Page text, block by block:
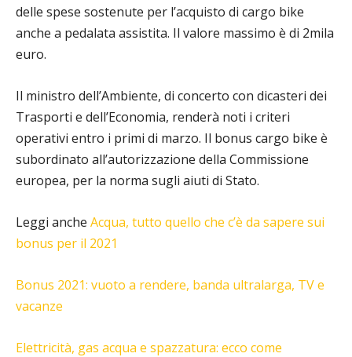
delle spese sostenute per l’acquisto di cargo bike
anche a pedalata assistita. Il valore massimo è di 2mila
euro.
Il ministro dell’Ambiente, di concerto con dicasteri dei
Trasporti e dell’Economia, renderà noti i criteri
operativi entro i primi di marzo. Il bonus cargo bike è
subordinato all’autorizzazione della Commissione
europea, per la norma sugli aiuti di Stato.
Leggi anche Acqua, tutto quello che c’è da sapere sui
bonus per il 2021
Bonus 2021: vuoto a rendere, banda ultralarga, TV e
vacanze
Elettricità, gas acqua e spazzatura: ecco come